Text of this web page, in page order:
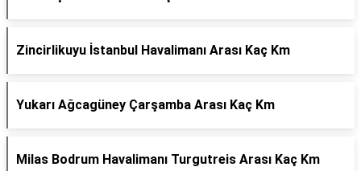
Zincirlikuyu İstanbul Havalimanı Arası Kaç Km
Yukarı Ağcagüney Çarşamba Arası Kaç Km
Milas Bodrum Havalimanı Turgutreis Arası Kaç Km